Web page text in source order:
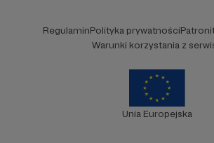
RegulaminPolityka prywatności
Warunki korzystania z
Unia Europejska